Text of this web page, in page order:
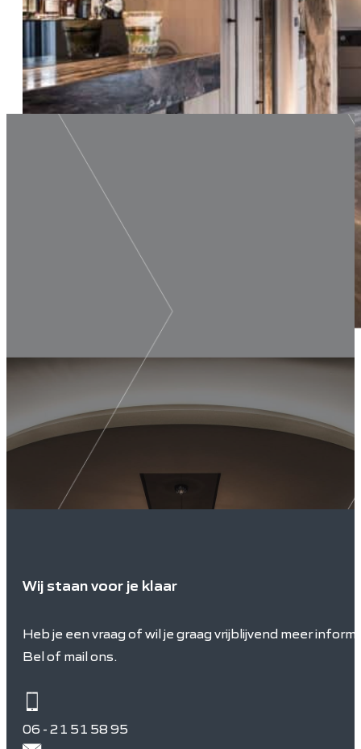
Wij bouwen, verbouwen en
Wij staan voor je klaar
Heb je een vraag of wil je graag vrijblijvend meer
Bel of mail ons.
06 - 21 51 58 95